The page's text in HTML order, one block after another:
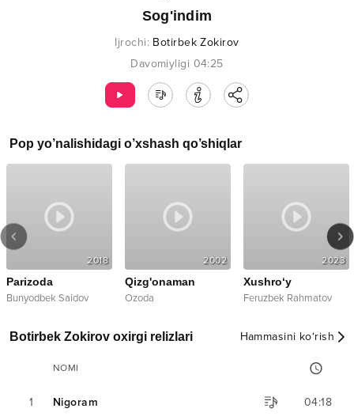
Sog'indim
Ijrochi: Botirbek Zokirov
Davomiyligi 04:25
Pop yo’nalishidagi o’xshash qo’shiqlar
2018
Parizoda
Bunyodbek Saidov
2002
Qizg'onaman
Ozoda
2023
Xushro‘y
Feruzbek Rahmatov
Botirbek Zokirov oxirgi relizlari Hammasini ko‘rish
NOMI
1 Nigoram 04:18